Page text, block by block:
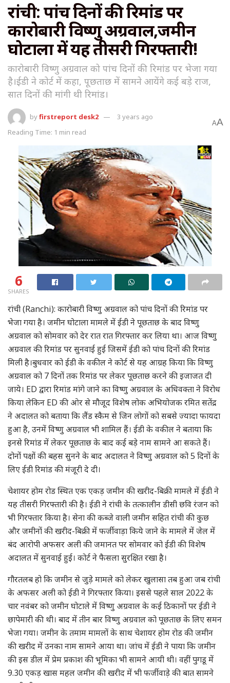
रांची: पांच दिनों की रिमांड पर
कारोबारी विष्णु अग्रवाल,जमीन
घोटाला में यह तीसरी गिरफ्तारी!
कारोबारी विष्णु अग्रवाल को पांच दिनों की रिमांड पर भेजा गया
है।ईडी ने कोर्ट में कहा, पूछताछ में सामने आयेंगे कई बड़े राज,
सात दिनों की मांगी थी रिमांड।
byfirstreport desk2
3 years ago
Reading Time: 1 min read
AA
6
SHARES
रांची (Ranchi): कारोबारी विष्णु अग्रवाल को पांच दिनों की रिमांड पर
भेजा गया है। जमीन घोटाला मामले में ईडी ने पूछताछ के बाद विष्णु
अग्रवाल को सोमवार को देर रात रात गिरफ्तार कर लिया था। आज विष्णु
अग्रवाल की रिमांड पर सुनवाई हुई जिसमें ईडी को पांच दिनों की रिमांड
मिली है।बुधवार को ईडी के वकील ने कोर्ट से यह आग्रह किया कि विष्णु
अग्रवाल को 7 दिनों तक रिमांड पर लेकर पूछताछ करने की इजाजत दी
जाये। ED द्वारा रिमांड मांगे जाने का विष्णु अग्रवाल के अधिवक्ता ने विरोध
किया लेकिन ED की ओर से मौजूद विशेष लोक अभियोजक रमित सतेंद्र
ने अदालत को बताया कि लैंड स्कैम से जिन लोगों को सबसे ज्यादा फायदा
हुआ है, उनमें विष्णु अग्रवाल भी शामिल हैं। ईडी के वकील ने बताया कि
इनसे रिमांड में लेकर पूछताछ के बाद कई बड़े नाम सामने आ सकते हैं।
दोनों पक्षों की बहस सुनने के बाद अदालत ने विष्णु अग्रवाल को 5 दिनों के
लिए ईडी रिमांड की मंजूरी दे दी।
चेशायर होम रोड स्थित एक एकड़ जमीन की खरीद-बिक्री मामले में ईडी ने
यह तीसरी गिरफ्तारी की है। ईडी ने रांची के तत्कालीन डीसी छवि रंजन को
भी गिरफ्तार किया है। सेना की कब्जे वाली जमीन सहित रांची की कुछ
और जमीनों की खरीद-बिक्री में फर्जीवाड़ा किये जाने के मामले में जेल में
बंद आरोपी अफसर अली की जमानत पर सोमवार को ईडी की विशेष
अदालत में सुनवाई हुई। कोर्ट ने फैसला सुरक्षित रखा है।
गौरतलब हो कि जमीन से जुड़े मामले को लेकर खुलासा तब हुआ जब रांची
के अफसर अली को ईडी ने गिरफ्तार किया। इससे पहले साल 2022 के
चार नवंबर को जमीन घोटाले में विष्णु अग्रवाल के कई ठिकानों पर ईडी ने
छापेमारी की थी। बाद में तीन बार विष्णु अग्रवाल को पूछताछ के लिए समन
भेजा गया। जमीन के तमाम मामलों के साथ चेशायर होम रोड की जमीन
की खरीद में उनका नाम सामने आया था। जांच में ईडी ने पाया कि जमीन
की इस डील में प्रेम प्रकाश की भूमिका भी सामने आयी थी। वहीं पुगडू में
9.30 एकड़ खास महल जमीन की खरीद में भी फर्जीवाड़े की बात सामने